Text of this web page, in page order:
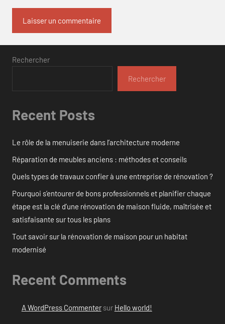
Rechercher
Rechercher
Recent Posts
Le rôle de la menuiserie dans l’architecture moderne
Réparation de meubles anciens : méthodes et conseils
Quels types de travaux confier à une entreprise de rénovation ?
Pourquoi s’entourer de bons professionnels et planifier chaque
étape est la clé d’une rénovation de maison fluide, maîtrisée et
satisfaisante sur tous les plans
Tout savoir sur la rénovation de maison pour un habitat
modernisé
Recent Comments
A WordPress Commentersur Hello world!